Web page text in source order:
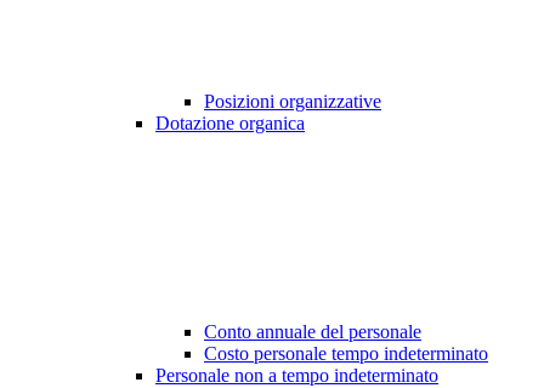
Posizioni organizzative
Dotazione organica
Conto annuale del personale
Costo personale tempo indeterminato
Personale non a tempo indeterminato